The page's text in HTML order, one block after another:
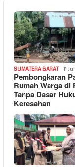
SUMATERA BARAT 11
Pembongkaran
Rumah Warga di
Tanpa Dasar
Keresahan